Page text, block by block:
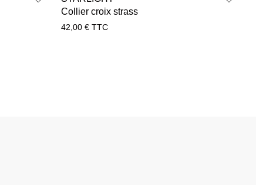
Collier croix strass
42,00 € TTC